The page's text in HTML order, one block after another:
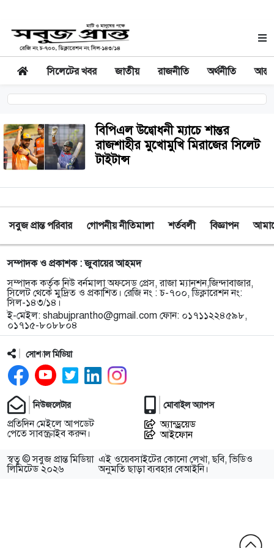
সিলেটের খবর জাতীয় রাজনীতি অর্থনীতি
বিপিএল উদ্বোধনী ম্যাচে শান্তর
রাজশাহীর মুখোমুখি মিরাজের সিলেট
টাইটান্স
সবুজ প্রান্ত পরিবার গোপনীয় নীতিমালা শর্তবলী বিজ্ঞাপন
সম্পাদক ও প্রকাশক : জুবায়ের আহমদ
সম্পাদক কর্তৃক নিউ বর্নমালা অফসেড প্রেস, রাজা ম্যানশন,জিন্দাবাজার,
সিলেট থেকে মুদ্রিত ও প্রকাশিত। রেজি নং : চ-৭০০, ডিক্লারেশন নং:
সিল-১৪৩/১৪।
ই-মেইল: shabujprantho@gmail.com ফোন: ০১৭১১২২৪৫৯৮,
০১৭১৫-৮০৮৮০৪
সোশ্যাল মিডিয়া
নিউজলেটার
প্রতিদিন মেইলে আপডেট
পেতে সাবস্ক্রাইব করুন।
মোবাইল অ্যাপস
অ্যান্ড্রয়েড
আইফোন
স্বত্ব © সবুজ প্রান্ত মিডিয়া
লিমিটেড ২০২৬
এই ওয়েবসাইটের কোনো লেখা, ছবি, ভিডিও
অনুমতি ছাড়া ব্যবহার বেআইনি।